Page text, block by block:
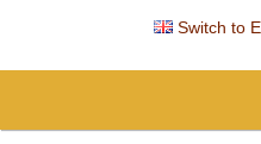
Switch to